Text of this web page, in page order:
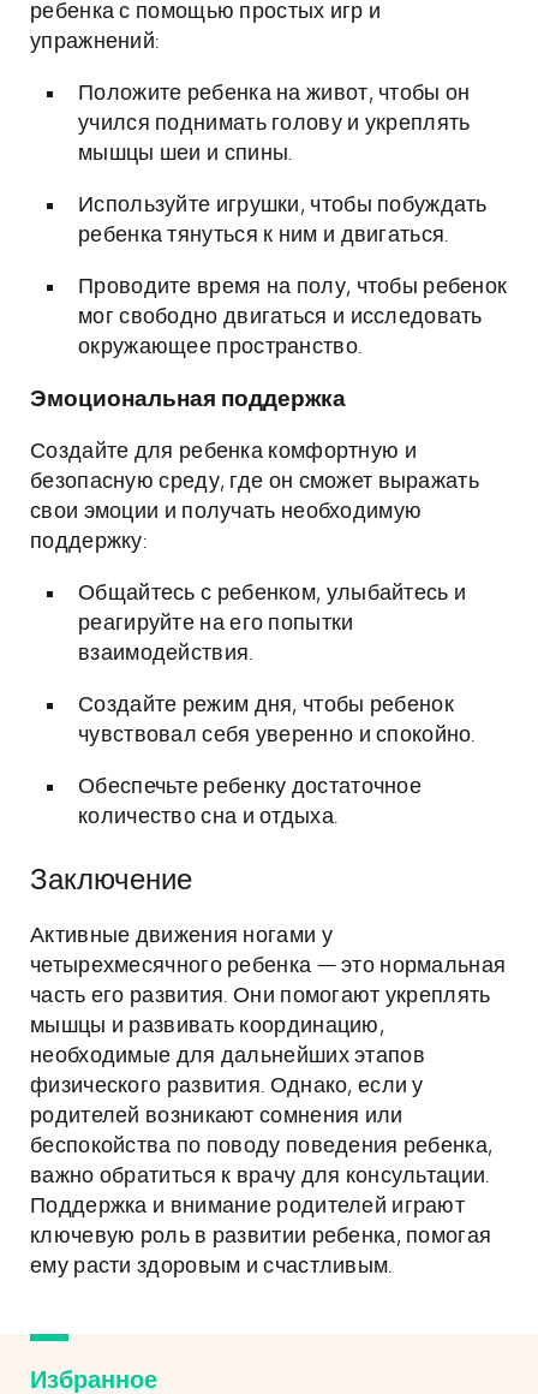
ребенка с помощью простых игр и
упражнений:
Положите ребенка на живот, чтобы он
учился поднимать голову и укреплять
мышцы шеи и спины.
Используйте игрушки, чтобы побуждать
ребенка тянуться к ним и двигаться.
Проводите время на полу, чтобы ребенок
мог свободно двигаться и исследовать
окружающее пространство.
Эмоциональная поддержка
Создайте для ребенка комфортную и
безопасную среду, где он сможет выражать
свои эмоции и получать необходимую
поддержку:
Общайтесь с ребенком, улыбайтесь и
реагируйте на его попытки
взаимодействия.
Создайте режим дня, чтобы ребенок
чувствовал себя уверенно и спокойно.
Обеспечьте ребенку достаточное
количество сна и отдыха.
Заключение
Активные движения ногами у
четырехмесячного ребенка — это нормальная
часть его развития. Они помогают укреплять
мышцы и развивать координацию,
необходимые для дальнейших этапов
физического развития. Однако, если у
родителей возникают сомнения или
беспокойства по поводу поведения ребенка,
важно обратиться к врачу для консультации.
Поддержка и внимание родителей играют
ключевую роль в развитии ребенка, помогая
ему расти здоровым и счастливым.
Избранное